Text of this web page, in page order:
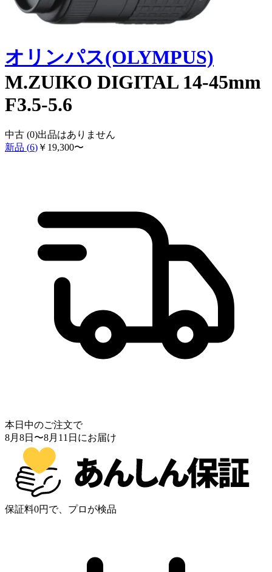
オリンパス(OLYMPUS)
M.ZUIKO DIGITAL 14-45mm
F3.5-5.6
中古 (0)出品はありません
新品 (6) ￥ 19,300〜
本日中のご注文で
8月8日 〜8月11日 にお届け
保証料0円で、プロが検品